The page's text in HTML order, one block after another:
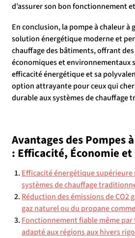
d’assurer son bon fonctionnement
En conclusion, la pompe à chaleur à
solution énergétique moderne et
chauffage des bâtiments, offrant
économiques et environnementaux
efficacité énergétique et sa
option attrayante pour ceux qui
durable aux systèmes de chauffage
Avantages des Pompes
: Efficacité, Économie
Efficacité énergétique
systèmes de chauffage
Réduction des émissions de CO2
gaz naturel ou du propane
Fonctionnement fiable même
adapté aux régions aux hivers